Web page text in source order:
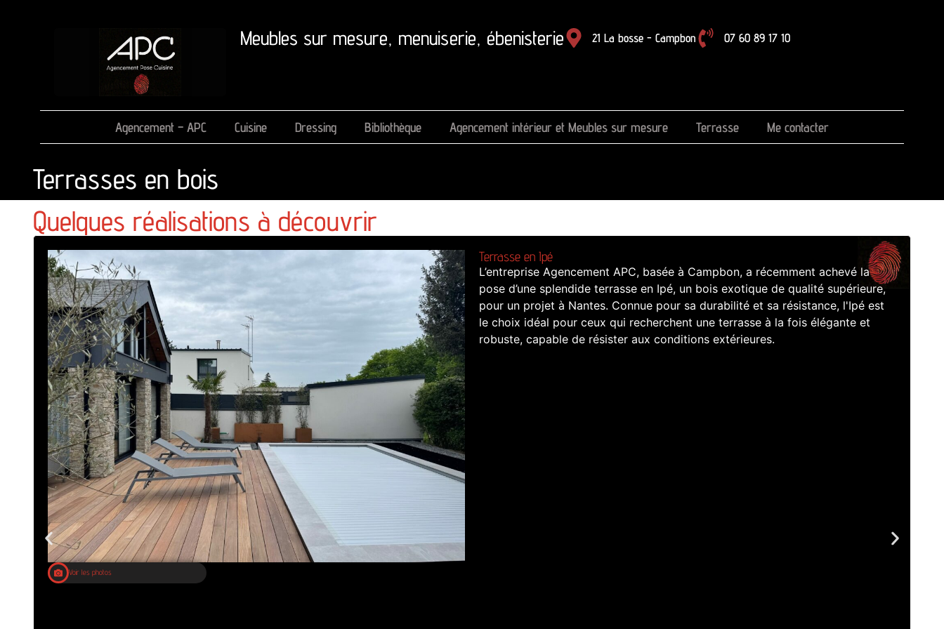
Meubles sur mesure, menuiserie, ébenisterie 21 La bosse - Campbon 07 60 89 17 10
Agencement – APC Cuisine Dressing Bibliothèque Agencement intérieur et Meubles sur mesure Terrasse Me contacter
Terrasses en bois
Quelques réalisations à découvrir
Voir les photos
Terrasse en Ipé
L’entreprise Agencement APC, basée à Campbon, a récemment achevé la
pose d’une splendide terrasse en Ipé, un bois exotique de qualité supérieure,
pour un projet à Nantes. Connue pour sa durabilité et sa résistance, l'Ipé est
le choix idéal pour ceux qui recherchent une terrasse à la fois élégante et
robuste, capable de résister aux conditions extérieures.